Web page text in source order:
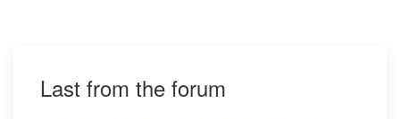
Last from the forum